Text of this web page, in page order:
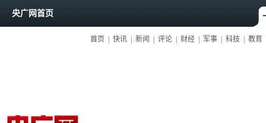
央广网首页
首页 快讯 新闻 评论 财经 军事 科技 教育